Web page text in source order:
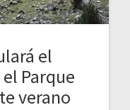
el
Parque
verano